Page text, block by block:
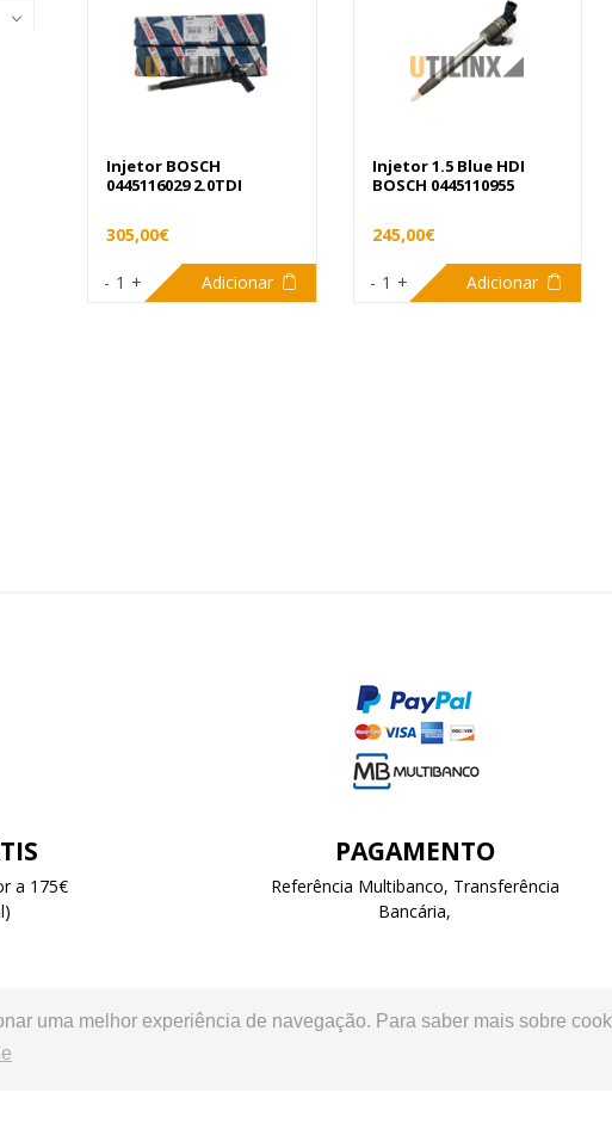
uma melhor experiência de navegação. Para saber mais sobre
Injetor BOSCH
0445116029 2.0TDI
305,00€
- 1 + Adicionar
Injetor 1.5 Blue HDI
BOSCH 0445110955
245,00€
- 1 + Adicionar
a 175€
PAGAMENTO
Referência Multibanco, Transferência
Bancária,